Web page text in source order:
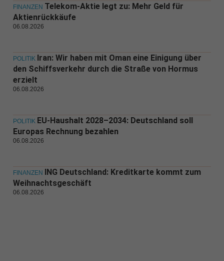
FINANZEN Telekom-Aktie legt zu: Mehr Geld für
Aktienrückkäufe
06.08.2026
POLITIK Iran: Wir haben mit Oman eine Einigung über
den Schiffsverkehr durch die Straße von Hormus
erzielt
06.08.2026
POLITIK EU-Haushalt 2028–2034: Deutschland soll
Europas Rechnung bezahlen
06.08.2026
FINANZEN ING Deutschland: Kreditkarte kommt zum
Weihnachtsgeschäft
06.08.2026